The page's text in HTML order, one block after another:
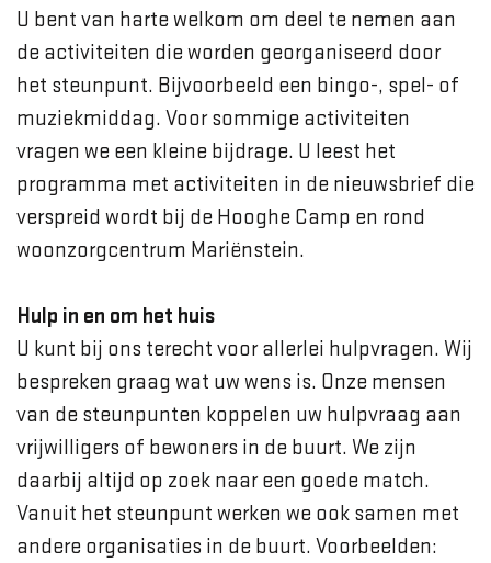
U bent van harte welkom om deel te nemen aan
de activiteiten die worden georganiseerd door
het steunpunt. Bijvoorbeeld een bingo-, spel- of
muziekmiddag. Voor sommige activiteiten
vragen we een kleine bijdrage. U leest het
programma met activiteiten in de nieuwsbrief die
verspreid wordt bij de Hooghe Camp en rond
woonzorgcentrum Mariënstein.
Hulp in en om het huis
U kunt bij ons terecht voor allerlei hulpvragen. Wij
bespreken graag wat uw wens is. Onze mensen
van de steunpunten koppelen uw hulpvraag aan
vrijwilligers of bewoners in de buurt. We zijn
daarbij altijd op zoek naar een goede match.
Vanuit het steunpunt werken we ook samen met
andere organisaties in de buurt. Voorbeelden: